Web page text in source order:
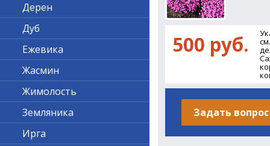
500 руб.
Задать вопрос
Дерен
Дуб
Ежевика
Жасмин
Жимолость
Земляника
Ирга